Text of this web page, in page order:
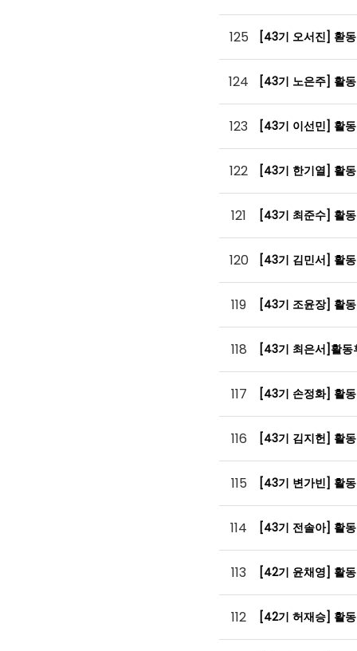
125 [43기 오서진] 홛
124 [43기 노은주] 활
123 [43기 이선민] 활
122 [43기 한기열] 활
121 [43기 최준수] 활
120 [43기 김민서] 활
119 [43기 조윤장] 활
118 [43기 최은서]활
117 [43기 손정화] 활
116 [43기 김지헌] 활
115 [43기 변가빈] 활
114 [43기 전솔아] 활
113 [42기 윤채영] 활
112 [42기 허재승] 활